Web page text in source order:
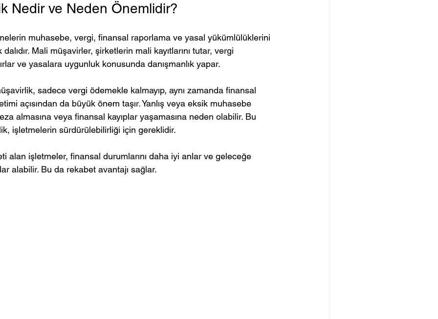
Nedir ve Neden Önemlidir?
muhasebe, vergi, finansal raporlama ve yasal yükümlülüklerini
Mali müşavirler, şirketlerin mali kayıtlarını tutar, vergi
ve yasalara uygunluk konusunda danışmanlık yapar.
sadece vergi ödemekle kalmayıp, aynı zamanda finansal
açısından da büyük önem taşır. Yanlış veya eksik muhasebe
almasına veya finansal kayıplar yaşamasına neden olabilir. Bu
işletmelerin sürdürülebilirliği için gereklidir.
alan işletmeler, finansal durumlarını daha iyi anlar ve geleceğe
alabilir. Bu da rekabet avantajı sağlar.